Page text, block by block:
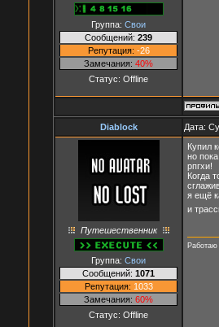
Группа: Свои
Сообщений: 239
Репутация: -26
Замечания: 40%
Статус: Offline
Diablock Дата:
Путешественник
Группа: Свои
Сообщений: 1071
Репутация: 1033
Замечания: 60%
Статус: Offline
Купил
но
рпгхи!
Когда
я ещё
и